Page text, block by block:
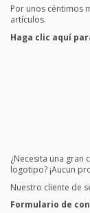
Por unos céntimos
artículos.
Haga clic aquí
¿Necesita una
logotipo? ¡Aucun
Nuestro cliente de
Formulario de